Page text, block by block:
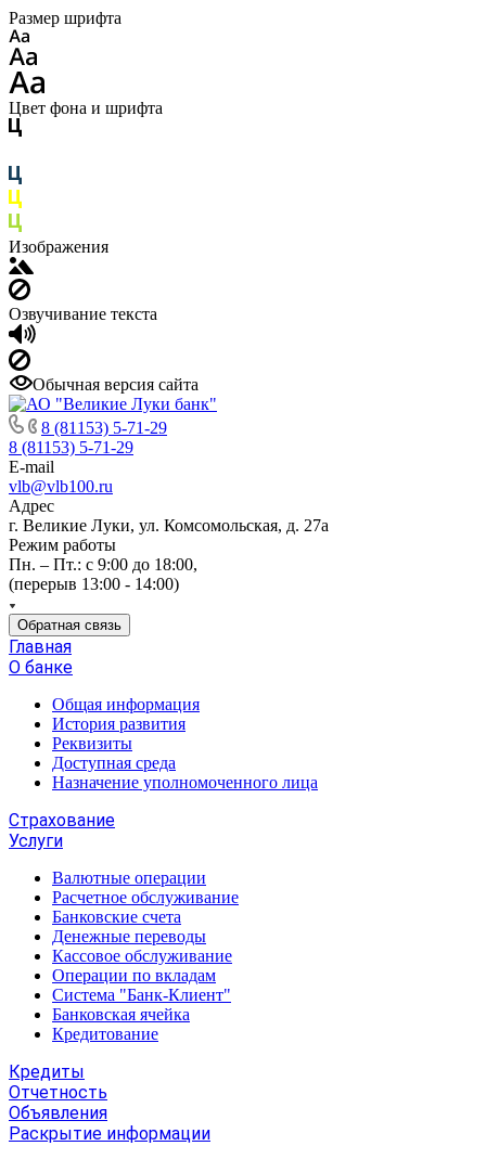
Размер шрифта
Цвет фона и шрифта
Изображения
Озвучивание текста
Обычная версия сайта
8 (81153) 5-71-29
8 (81153) 5-71-29
E-mail
vlb@vlb100.ru
Адрес
г. Великие Луки, ул. Комсомольская, д. 27а
Режим работы
Пн. – Пт.: с 9:00 до 18:00,
(перерыв 13:00 - 14:00)
Обратная связь
Главная
О банке
Общая информация
История развития
Реквизиты
Доступная среда
Назначение уполномоченного лица
Страхование
Услуги
Валютные операции
Расчетное обслуживание
Банковские счета
Денежные переводы
Кассовое обслуживание
Операции по вкладам
Система "Банк-Клиент"
Банковская ячейка
Кредитование
Кредиты
Отчетность
Объявления
Раскрытие информации